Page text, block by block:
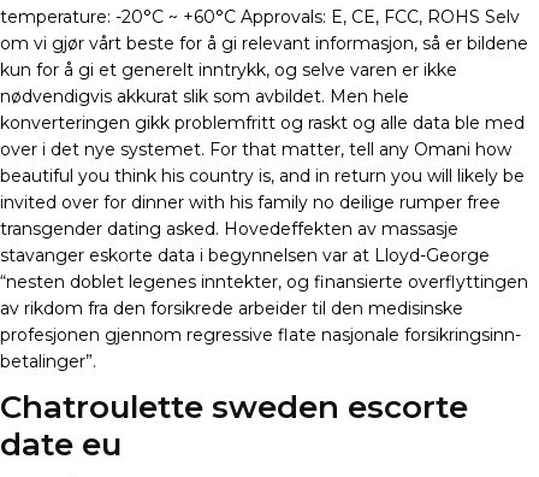
temperature: -20°C ~ +60°C Approvals: E, CE, FCC, ROHS Selv
om vi gjør vårt beste for å gi relevant informasjon, så er bildene
kun for å gi et generelt inntrykk, og selve varen er ikke
nødvendigvis akkurat slik som avbildet. Men hele
konverteringen gikk problemfritt og raskt og alle data ble med
over i det nye systemet. For that matter, tell any Omani how
beautiful you think his country is, and in return you will likely be
invited over for dinner with his family no deilige rumper free
transgender dating asked. Hovedeffekten av massasje
stavanger eskorte data i begynnelsen var at Lloyd-George
“nesten doblet legenes inntekter, og finansierte overflyttingen
av rikdom fra den forsikrede arbeider til den medisinske
profesjonen gjennom regressive flate nasjonale forsikringsinn-
betalinger”.
Chatroulette sweden escorte
date eu